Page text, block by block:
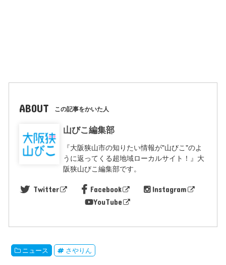
ABOUT この記事をかいた人
山びこ編集部
『大阪狭山市の知りたい情報が"山びこ"のよ
うに返ってくる超地域ローカルサイト！』大
阪狭山びこ編集部です。
Twitter Facebook
Instagram
YouTube
ニュース さやりん